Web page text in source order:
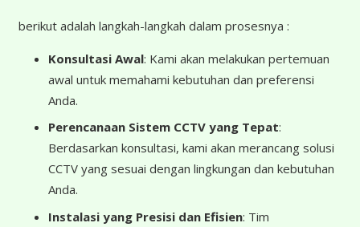
berikut adalah langkah-langkah dalam prosesnya :
Konsultasi Awal: Kami akan melakukan pertemuan
awal untuk memahami kebutuhan dan preferensi
Anda.
Perencanaan Sistem CCTV yang Tepat:
Berdasarkan konsultasi, kami akan merancang solusi
CCTV yang sesuai dengan lingkungan dan kebutuhan
Anda.
Instalasi yang Presisi dan Efisien: Tim